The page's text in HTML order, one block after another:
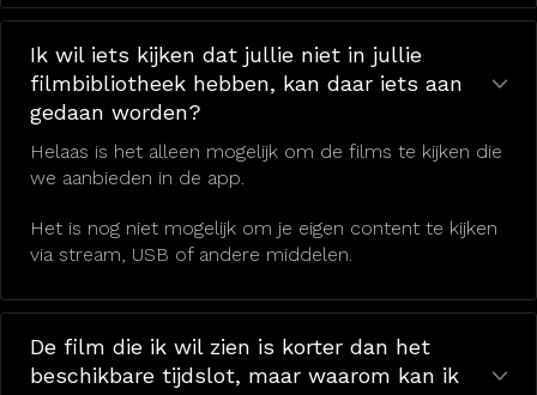
Ik wil iets kijken dat jullie niet in jullie
filmbibliotheek hebben, kan daar iets aan
gedaan worden?
Helaas is het alleen mogelijk om de films te kijken die
we aanbieden in de app.
Het is nog niet mogelijk om je eigen content te kijken
via stream, USB of andere middelen.
De film die ik wil zien is korter dan het
beschikbare tijdslot, maar waarom kan ik